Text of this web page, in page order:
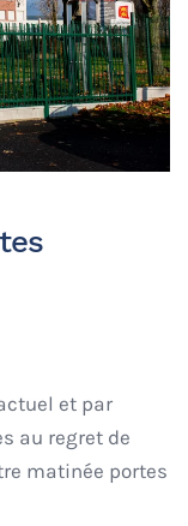
et par
au regret de
matinée portes